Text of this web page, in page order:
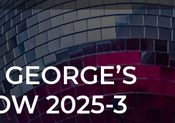
2025-3